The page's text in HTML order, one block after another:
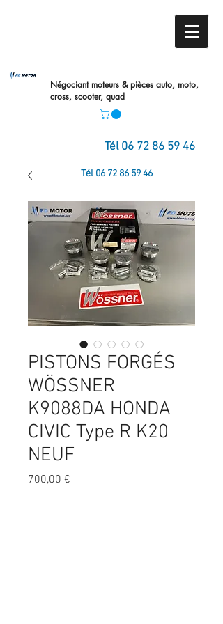
Négociant moteurs & pièces auto, moto,
cross, scooter, quad
Tél 06 72 86 59 46
Tél 06 72 86 59 46
PISTONS FORGÉS
WÖSSNER
K9088DA HONDA
CIVIC Type R K20
NEUF
700,00 €